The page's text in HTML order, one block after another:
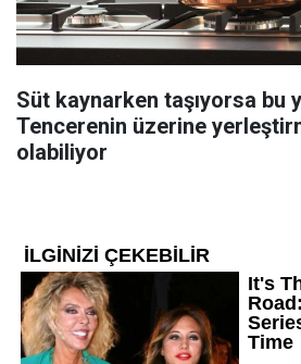
Süt kaynarken taşıyorsa bu
Tencerenin üzerine
olabiliyor